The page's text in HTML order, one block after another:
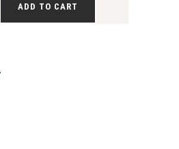
ADD TO CART